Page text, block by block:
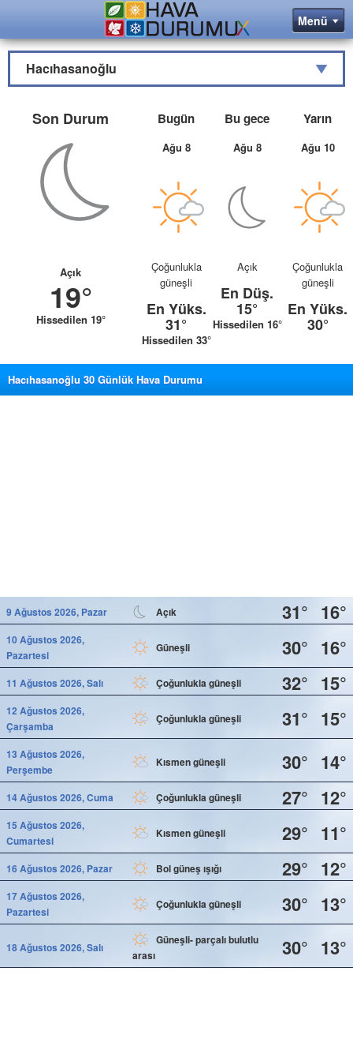
Hacıhasanoğlu
Son Durum
Açık
19°
Hissedilen 19°
Bugün
Ağu 8
Çoğunlukla
güneşli
En Yüks.
31°
Hissedilen 33°
Bu gece
Ağu 8
Açık
En Düş.
15°
Hissedilen 16°
Yarın
Ağu 10
Çoğunlukla
güneşli
En Yüks.
30°
Hacıhasanoğlu 30 Günlük Hava Durumu
9 Ağustos 2026, Pazar Açık 31° 16°
10 Ağustos 2026,
Pazartesi
Güneşli 30° 16°
11 Ağustos 2026, Salı Çoğunlukla güneşli 32° 15°
12 Ağustos 2026,
Çarşamba
Çoğunlukla güneşli 31° 15°
13 Ağustos 2026,
Perşembe
Kısmen güneşli 30° 14°
14 Ağustos 2026, Cuma Çoğunlukla güneşli 27° 12°
15 Ağustos 2026,
Cumartesi
Kısmen güneşli 29° 11°
16 Ağustos 2026, Pazar Bol güneş ışığı 29° 12°
17 Ağustos 2026,
Pazartesi
Çoğunlukla güneşli 30° 13°
18 Ağustos 2026, Salı
Güneşli- parçalı bulutlu
arası
30° 13°